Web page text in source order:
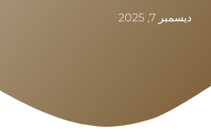
ديسمبر 7, 2025